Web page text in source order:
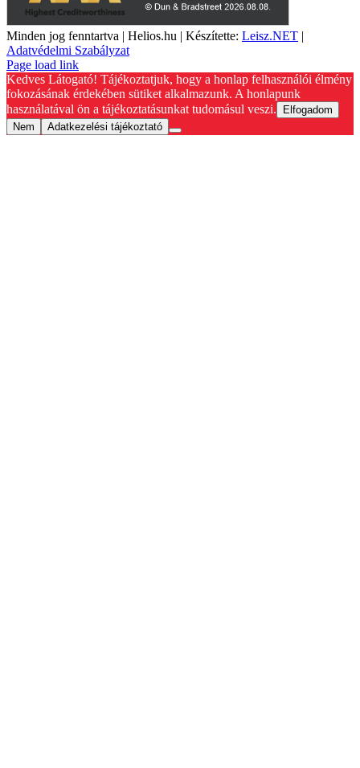
Minden jog fenntartva | Helios.hu | Készítette: Leisz.NET |
Adatvédelmi Szabályzat
YouTube
Facebook
Page load link
Kedves Látogató! Tájékoztatjuk, hogy a honlap felhasználói élmény
fokozásának érdekében sütiket alkalmazunk. A honlapunk
használatával ön a tájékoztatásunkat tudomásul veszi.
Elfogadom
Nem
Adatkezelési tájékoztató